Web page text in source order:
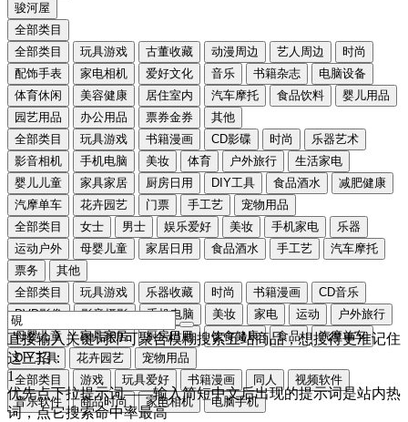
骏河屋
全部类目
全部类目
玩具游戏 古董收藏 动漫周边 艺人周边
时尚
配饰手表
家电相机 爱好文化 音乐 书籍杂志
电脑设备
体育休闲
美容健康 居住室内 汽车摩托 食品饮料
婴儿用品
园艺用品
办公用品 票券金券
其他
全部类目
玩具游戏 书籍漫画 CD影碟 时尚
乐器艺术
影音相机
手机电脑 美妆 体育 户外旅行
生活家电
婴儿儿童
家具家居 厨房日用 DIY工具 食品酒水
减肥健康
汽摩单车
花卉园艺 门票 手工艺
宠物用品
全部类目
女士 男士 娱乐爱好 美妆 手机家电
乐器
运动户外
母婴儿童 家居日用 食品酒水 手工艺
汽车摩托
票务
其他
全部类目
玩具游戏 乐器收藏 时尚 书籍漫画
CD音乐
DVD影像
影音摄影 手机电脑 美妆 家电 运动
户外旅行
母婴儿童
家具家居 厨房日用 饮食健康 食品
汽摩单车
DIY工具
花卉园艺
宠物用品
全部类目
游戏 玩具爱好 书籍漫画 同人
视频软件
音乐软件
商品时尚 家电相机 电脑手机
直接输入关键词即可聚合模糊搜索五站商品，想搜得更准记住
这三招：
1
优先点下拉提示词——输入简短中文后出现的提示词是站内热
词，点它搜索命中率最高